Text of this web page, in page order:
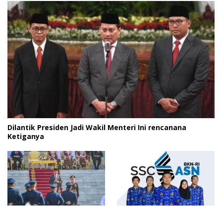
Dilantik Presiden Jadi Wakil Menteri Ini rencanana
Ketiganya